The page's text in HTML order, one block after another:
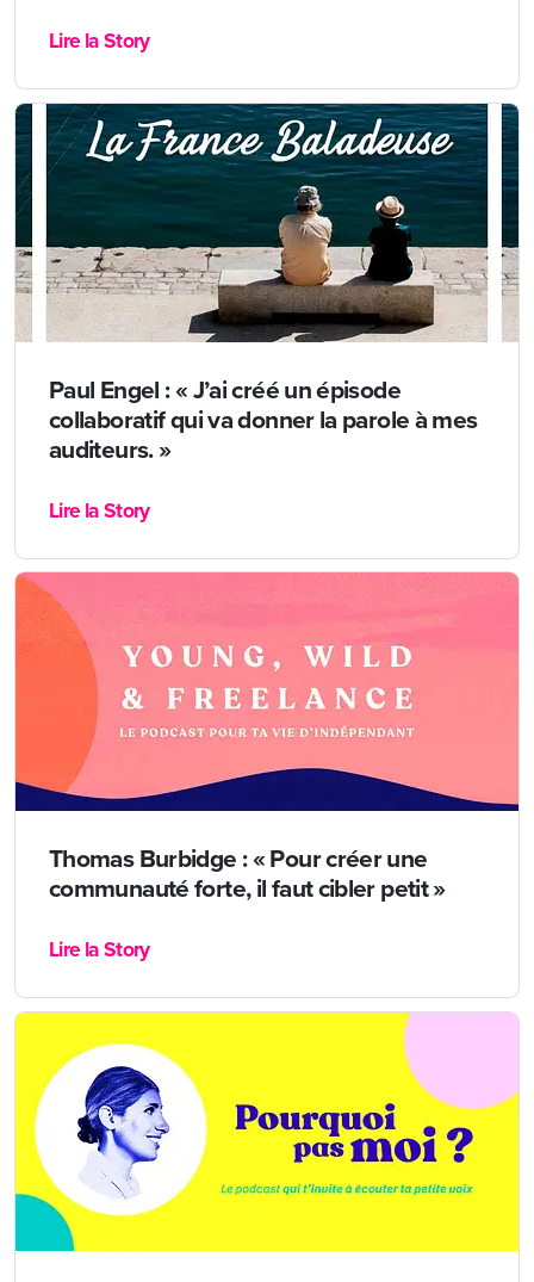
Lire la Story
Paul Engel : « J’ai créé un épisode
collaboratif qui va donner la parole à mes
auditeurs. »
Lire la Story
Thomas Burbidge : « Pour créer une
communauté forte, il faut cibler petit »
Lire la Story